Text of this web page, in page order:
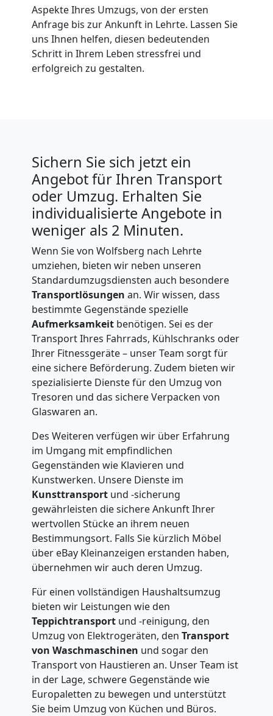
Aspekte Ihres Umzugs, von der ersten
Anfrage bis zur Ankunft in Lehrte. Lassen Sie
uns Ihnen helfen, diesen bedeutenden
Schritt in Ihrem Leben stressfrei und
erfolgreich zu gestalten.
Sichern Sie sich jetzt ein
Angebot für Ihren Transport
oder Umzug. Erhalten Sie
individualisierte Angebote in
weniger als 2 Minuten.
Wenn Sie von Wolfsberg nach Lehrte
umziehen, bieten wir neben unseren
Standardumzugsdiensten auch besondere
Transportlösungen an. Wir wissen, dass
bestimmte Gegenstände spezielle
Aufmerksamkeit benötigen. Sei es der
Transport Ihres Fahrrads, Kühlschranks oder
Ihrer Fitnessgeräte – unser Team sorgt für
eine sichere Beförderung. Zudem bieten wir
spezialisierte Dienste für den Umzug von
Tresoren und das sichere Verpacken von
Glaswaren an.
Des Weiteren verfügen wir über Erfahrung
im Umgang mit empfindlichen
Gegenständen wie Klavieren und
Kunstwerken. Unsere Dienste im
Kunsttransport und -sicherung
gewährleisten die sichere Ankunft Ihrer
wertvollen Stücke an ihrem neuen
Bestimmungsort. Falls Sie kürzlich Möbel
über eBay Kleinanzeigen erstanden haben,
übernehmen wir auch deren Umzug.
Für einen vollständigen Haushaltsumzug
bieten wir Leistungen wie den
Teppichtransport und -reinigung, den
Umzug von Elektrogeräten, den Transport
von Waschmaschinen und sogar den
Transport von Haustieren an. Unser Team ist
in der Lage, schwere Gegenstände wie
Europaletten zu bewegen und unterstützt
Sie beim Umzug von Küchen und Büros.